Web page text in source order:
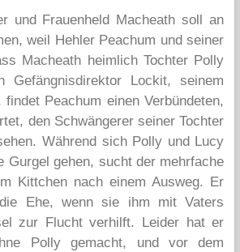
und Frauenheld Macheath soll an
weil Hehler Peachum und seiner
Macheath heimlich Tochter Polly
Gefängnisdirektor Lockit, seinem
findet Peachum einen Verbündeten,
den Schwängerer seiner Tochter
Während sich Polly und Lucy
Gurgel gehen, sucht der mehrfache
Kittchen nach einem Ausweg. Er
Ehe, wenn sie ihm mit Vaters
zur Flucht verhilft. Leider hat er
Polly gemacht, und vor dem